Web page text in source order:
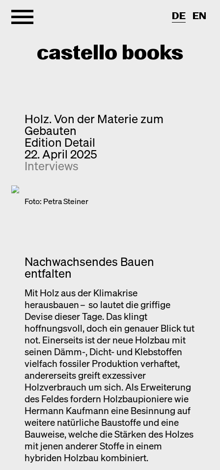
castello books
Kategorien
Interview
Kurznotizen
Neuerscheinungen
Entdeckungen
Termine
Info
Newsletter
DE EN
Holz. Von der Materie zum
Gebauten
Edition Detail
22. April 2025
Interviews
Foto: Petra Steiner
Nachwachsendes Bauen
entfalten
Mit Holz aus der Klimakrise
herausbauen – so lautet die griffige
Devise dieser Tage. Das klingt
hoffnungsvoll, doch ein genauer Blick tut
not. Einerseits ist der neue Holzbau mit
seinen Dämm-, Dicht- und Klebstoffen
vielfach fossiler Produktion verhaftet,
andererseits greift exzessiver
Holzverbrauch um sich. Als Erweiterung
des Feldes fordern Holzbaupioniere wie
Hermann Kaufmann eine Besinnung auf
weitere natürliche Baustoffe und eine
Bauweise, welche die Stärken des Holzes
mit jenen anderer Stoffe in einem
hybriden Holzbau kombiniert.